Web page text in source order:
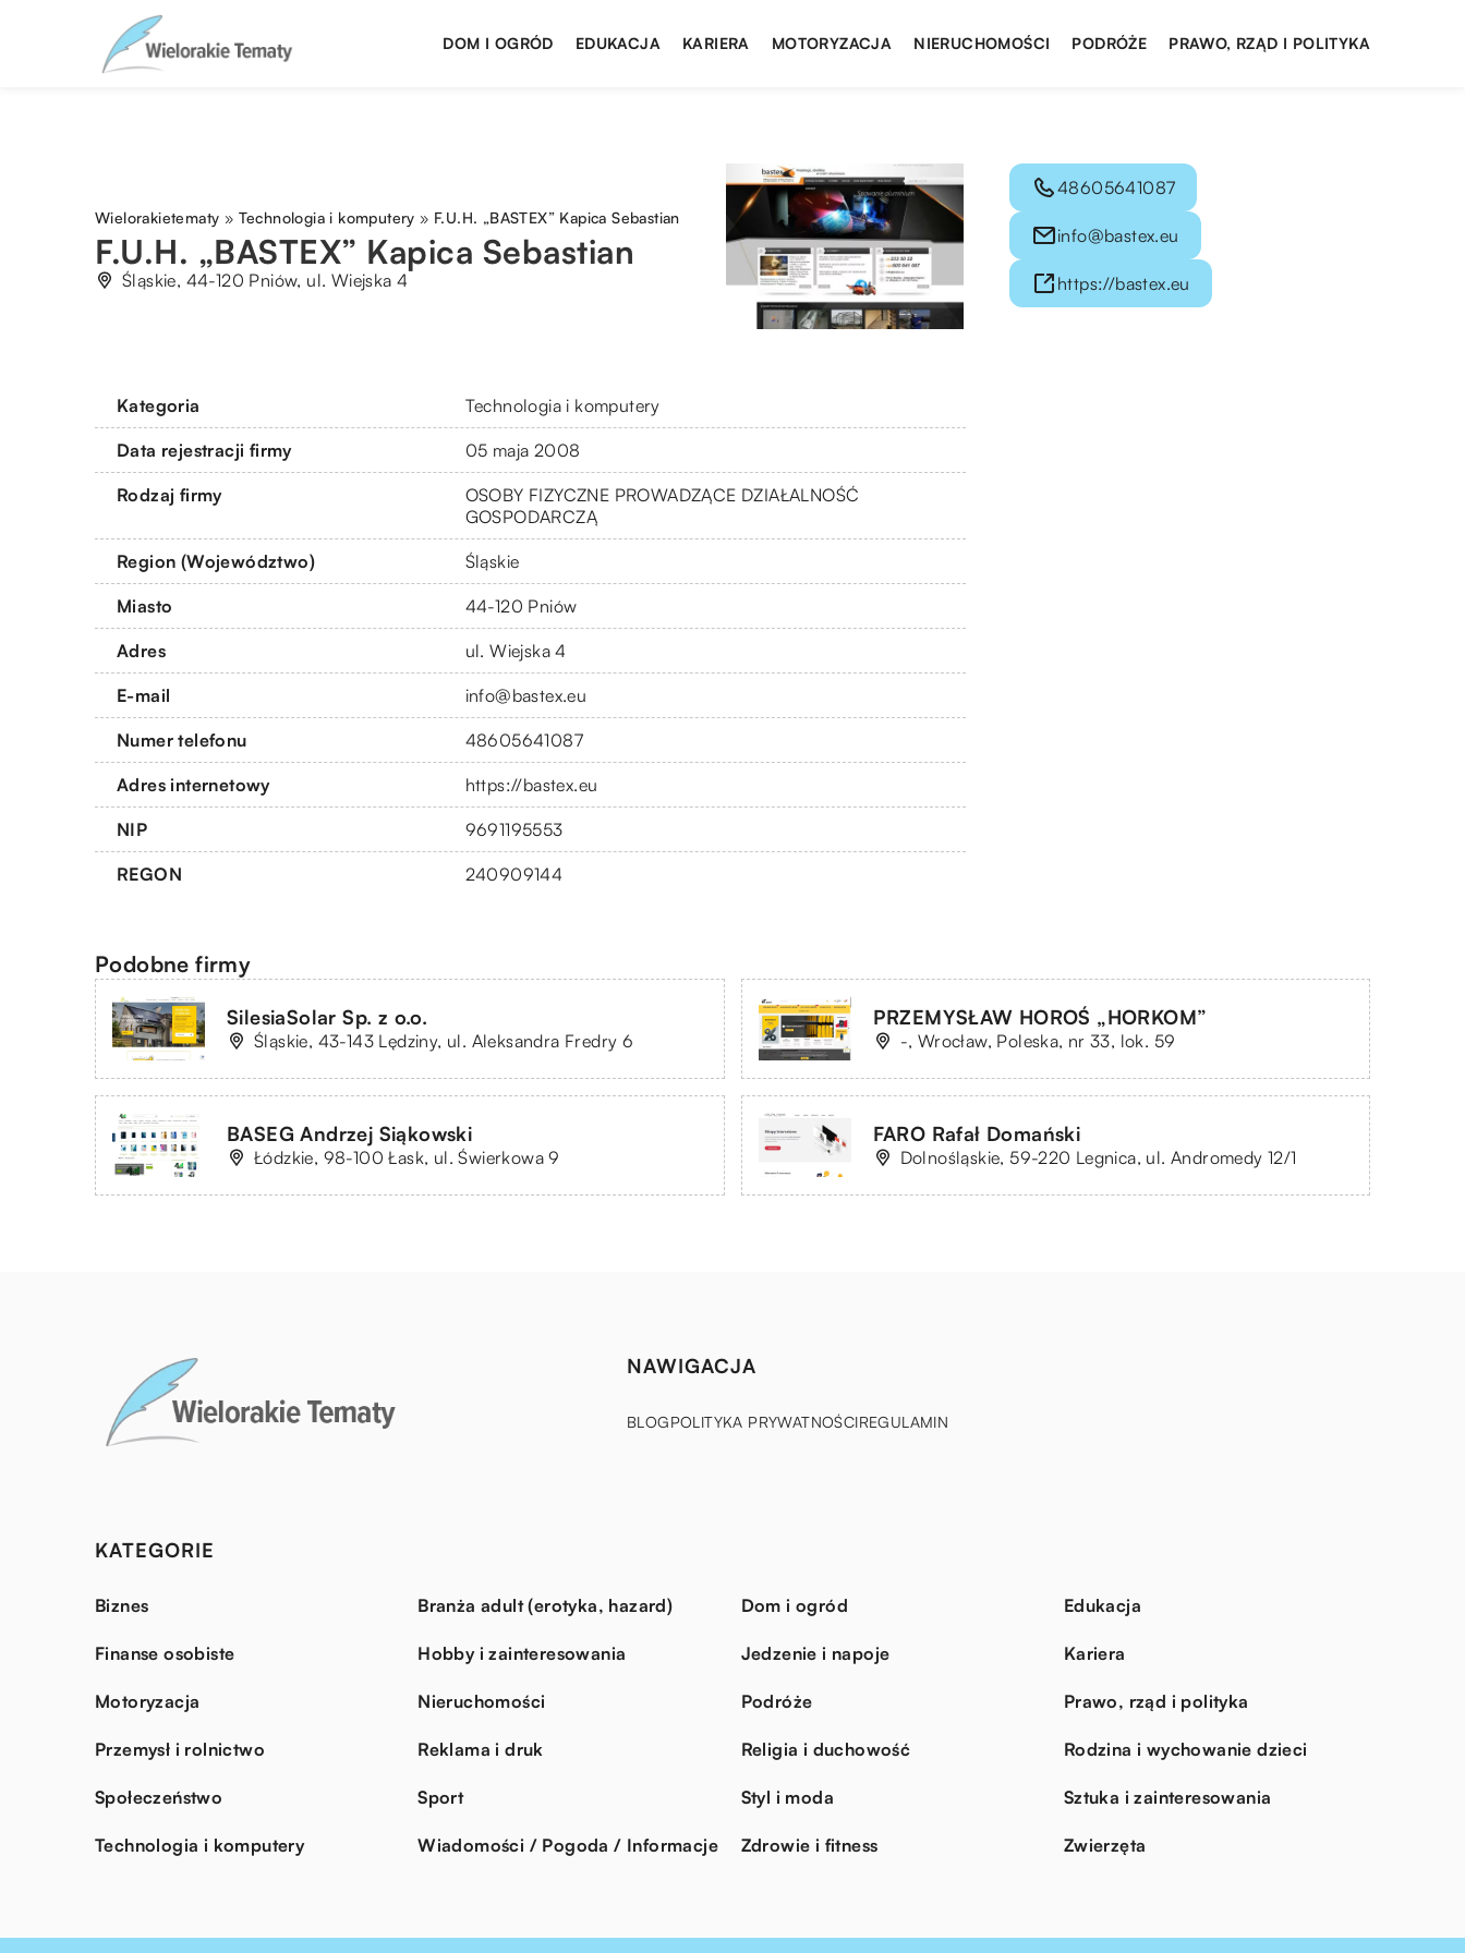
DOM I OGRÓD EDUKACJA KARIERA MOTORYZACJA NIERUCHOMOŚCI PODRÓŻE PRAWO, RZĄD I POLITYKA
Wielorakietematy » Technologia i komputery » F.U.H. „BASTEX” Kapica Sebastian
F.U.H. „BASTEX” Kapica Sebastian
Śląskie, 44-120 Pniów, ul. Wiejska 4
Kategoria Technologia i komputery
Data rejestracji firmy 05 maja 2008
Rodzaj firmy
OSOBY FIZYCZNE PROWADZĄCE DZIAŁALNOŚĆ
GOSPODARCZĄ
Region (Województwo) Śląskie
Miasto 44-120 Pniów
Adres ul. Wiejska 4
E-mail info@bastex.eu
Numer telefonu 48605641087
Adres internetowy https://bastex.eu
NIP 9691195553
REGON 240909144
48605641087
info@bastex.eu
https://bastex.eu
Podobne firmy
SilesiaSolar Sp. z o.o.
Śląskie, 43-143 Lędziny, ul. Aleksandra Fredry 6
PRZEMYSŁAW HOROŚ „HORKOM”
-, Wrocław, Poleska, nr 33, lok. 59
BASEG Andrzej Siąkowski
Łódzkie, 98-100 Łask, ul. Świerkowa 9
FARO Rafał Domański
Dolnośląskie, 59-220 Legnica, ul. Andromedy 12/1
NAWIGACJA
BLOGPOLITYKA PRYWATNOŚCIREGULAMIN
KATEGORIE
Biznes Branża adult (erotyka, hazard) Dom i ogród Edukacja
Finanse osobiste Hobby i zainteresowania Jedzenie i napoje Kariera
Motoryzacja Nieruchomości Podróże Prawo, rząd i polityka
Przemysł i rolnictwo Reklama i druk Religia i duchowość Rodzina i wychowanie dzieci
Społeczeństwo Sport Styl i moda Sztuka i zainteresowania
Technologia i komputery Wiadomości / Pogoda / Informacje Zdrowie i fitness Zwierzęta